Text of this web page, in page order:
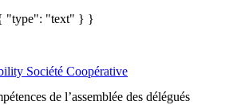
"type": "text" } }
Société Coopérative
de l’assemblée des délégués